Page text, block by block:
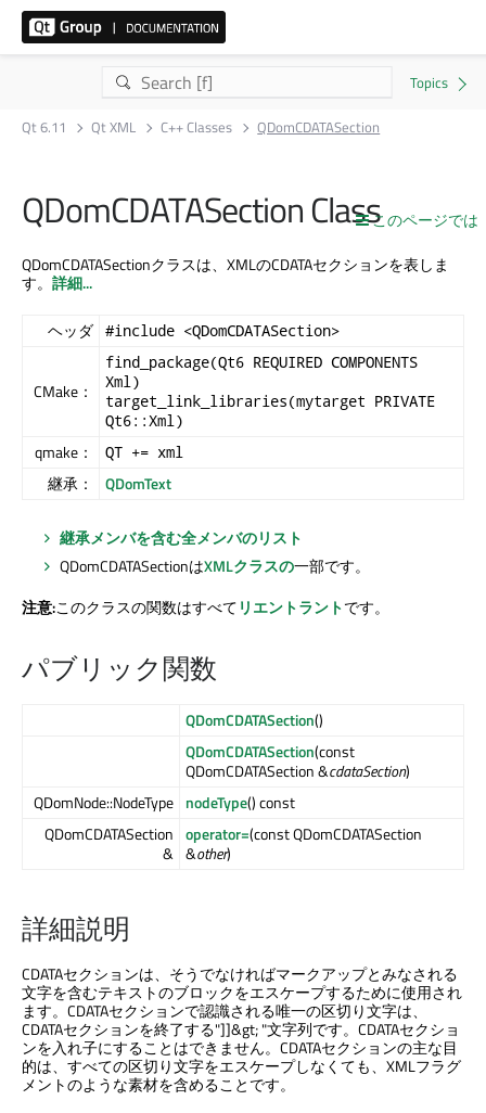
Qt 6.11 Qt XML C++ Classes QDomCDATASection
このページでは
QDomCDATASection Class
QDomCDATASectionクラスは、XMLのCDATAセクションを表しま
す。 詳細...
ヘッダ #include <QDomCDATASection>
CMake：
find_package(Qt6 REQUIRED COMPONENTS
Xml)
target_link_libraries(mytarget PRIVATE
Qt6::Xml)
qmake： QT += xml
継承： QDomText
継承メンバを含む全メンバのリスト
QDomCDATASectionはXMLクラスの一部です。
注意:このクラスの関数はすべてリエントラントです。
パブリック関数
QDomCDATASection()
QDomCDATASection(const
QDomCDATASection &cdataSection)
QDomNode::NodeType nodeType() const
QDomCDATASection
&
operator=(const QDomCDATASection
&other)
詳細説明
CDATAセクションは、そうでなければマークアップとみなされる
文字を含むテキストのブロックをエスケープするために使用され
ます。CDATAセクションで認識される唯一の区切り文字は、
CDATAセクションを終了する"]]&gt; "文字列です。CDATAセクショ
ンを入れ子にすることはできません。CDATAセクションの主な目
的は、すべての区切り文字をエスケープしなくても、XMLフラグ
メントのような素材を含めることです。